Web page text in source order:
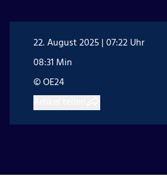
22. August 2025 | 07:22 Uhr
08:31 Min
© OE24